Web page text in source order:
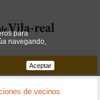
de vecinos
para
navegando,
Aceptar